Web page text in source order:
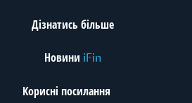
Дізнатись більше
Новини iFin
Корисні посилання